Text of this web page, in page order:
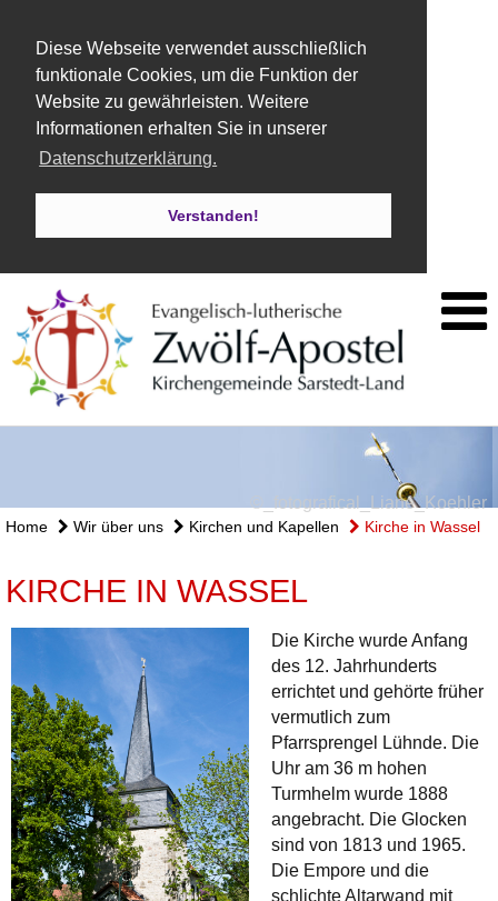
Diese Webseite verwendet ausschließlich
funktionale Cookies, um die Funktion der
Website zu gewährleisten. Weitere
Informationen erhalten Sie in unserer
Datenschutzerklärung.
Verstanden!
©_fotografical_Liane_Koehler
Home Wir über uns Kirchen und Kapellen Kirche in Wassel
KIRCHE IN WASSEL
Die Kirche wurde Anfang
des 12. Jahrhunderts
errichtet und gehörte früher
vermutlich zum
Pfarrsprengel Lühnde. Die
Uhr am 36 m hohen
Turmhelm wurde 1888
angebracht. Die Glocken
sind von 1813 und 1965.
Die Empore und die
schlichte Altarwand mit